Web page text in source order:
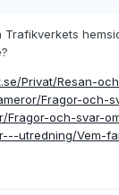
Trafikverkets
Privat/Resan-
Fragor-och-
Fragor-och-svar-
utredning/Vem-